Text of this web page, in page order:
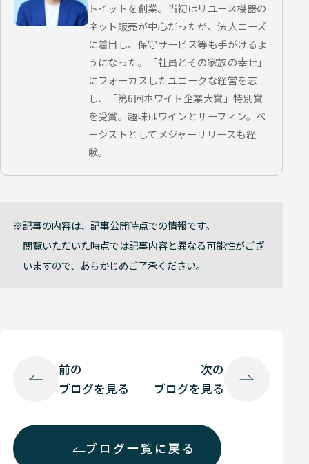
トイットを創業。当初はリユース機器の
ネット販売が中心だったが、法人ニーズ
に着目し、保守サービス等も手がけるよ
うになった。「社員とその家族の幸せ」
にフォーカスしたユニークな経営を志
し、「第6回ホワイト企業大賞」特別賞
を受賞。趣味はワインとサーフィン。ベ
ーシストとしてメジャーリリースも経
験。
記事の内容は、記事公開時点での情報です。
閲覧いただいた時点では記事内容と異なる可能性がござ
いますので、あらかじめご了承ください。
前の
ブログを見る
ブログ一覧に戻る
次の
ブログを見る